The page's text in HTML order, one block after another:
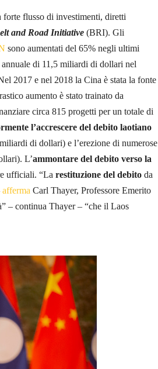
forte flusso di investimenti, diretti
and Road Initiative (BRI). Gli
sono aumentati del 65% negli ultimi
di 11,5 miliardi di dollari nel
2017 e nel 2018 la Cina è stata la fonte
aumento è stato trainato da
circa 815 progetti per un totale di
l’accrescere del debito laotiano
di dollari) e l’erezione di numerose
L’ammontare del debito verso la
ufficiali. “La restituzione del debito da
afferma Carl Thayer, Professore Emerito
– continua Thayer – “che il Laos